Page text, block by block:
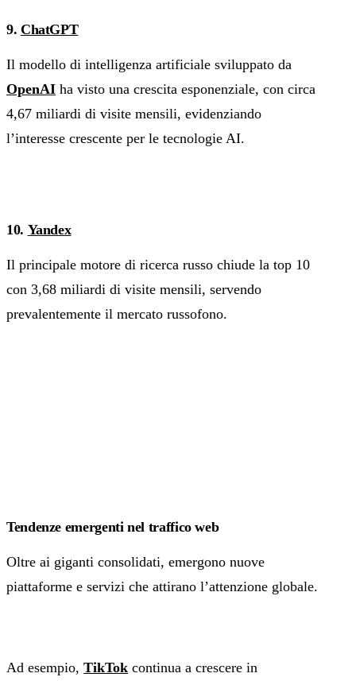
9. ChatGPT
Il modello di intelligenza artificiale sviluppato da
OpenAI ha visto una crescita esponenziale, con circa
4,67 miliardi di visite mensili, evidenziando
l’interesse crescente per le tecnologie AI.
10. Yandex
Il principale motore di ricerca russo chiude la top 10
con 3,68 miliardi di visite mensili, servendo
prevalentemente il mercato russofono.
Tendenze emergenti nel traffico web
Oltre ai giganti consolidati, emergono nuove
piattaforme e servizi che attirano l’attenzione globale.
Ad esempio, TikTok continua a crescere in